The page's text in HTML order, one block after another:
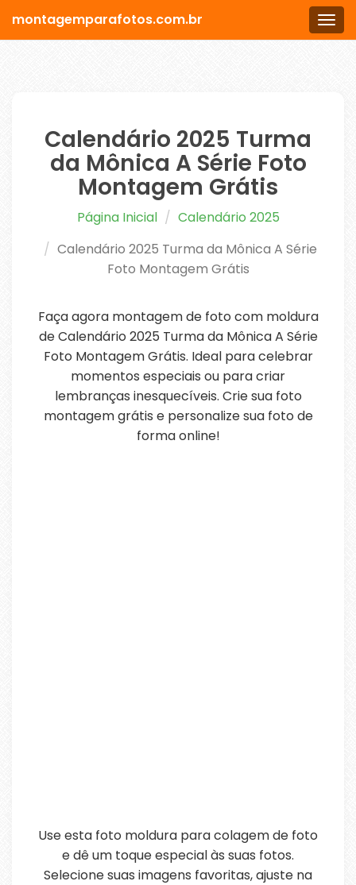
Menu
montagemparafotos.com.br
Calendário 2025 Turma
da Mônica A Série Foto
Montagem Grátis
Página Inicial
Calendário 2025
Calendário 2025 Turma da Mônica A Série
Foto Montagem Grátis
Faça agora montagem de foto com moldura
de Calendário 2025 Turma da Mônica A Série
Foto Montagem Grátis. Ideal para celebrar
momentos especiais ou para criar
lembranças inesquecíveis. Crie sua foto
montagem grátis e personalize sua foto de
forma online!
Use esta foto moldura para colagem de foto
e dê um toque especial às suas fotos.
Selecione suas imagens favoritas, ajuste na